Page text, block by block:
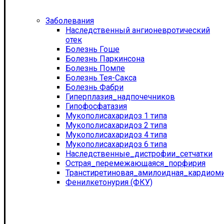
Заболевания
Наследственный ангионевротический
отек
Болезнь Гоше
Болезнь Паркинсона
Болезнь Помпе
Болезнь Тея-Сакса
Болезнь Фабри
Гиперплазия_надпочечников
Гипофосфатазия
Мукополисахаридоз 1 типа
Мукополисахаридоз 2 типа
Мукополисахаридоз 4 типа
Мукополисахаридоз 6 типа
Наследственные_дистрофии_сетчатки
Острая_перемежающаяся_порфирия
Фенилкетонурия (ФКУ)